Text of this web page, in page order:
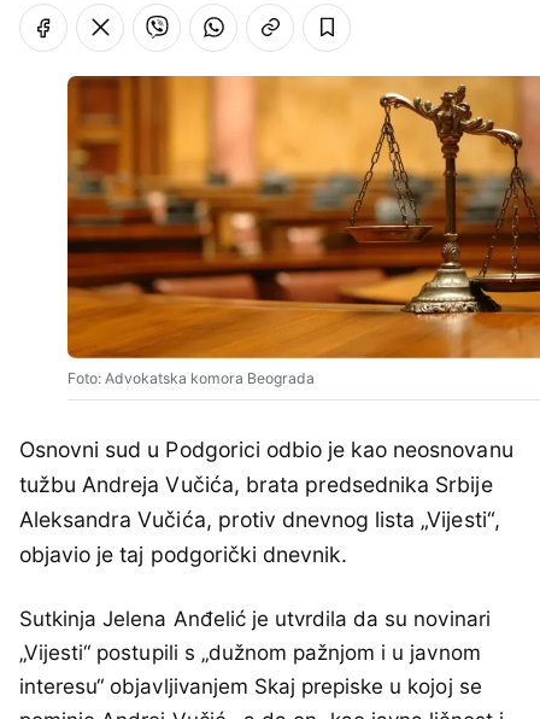
Foto: Advokatska komora Beograda
Osnovni sud u Podgorici odbio je kao neosnovanu
tužbu Andreja Vučića, brata predsednika Srbije
Aleksandra Vučića, protiv dnevnog lista „Vijesti“,
objavio je taj podgorički dnevnik.
Sutkinja Jelena Anđelić je utvrdila da su novinari
„Vijesti“ postupili s „dužnom pažnjom i u javnom
interesu“ objavljivanjem Skaj prepiske u kojoj se